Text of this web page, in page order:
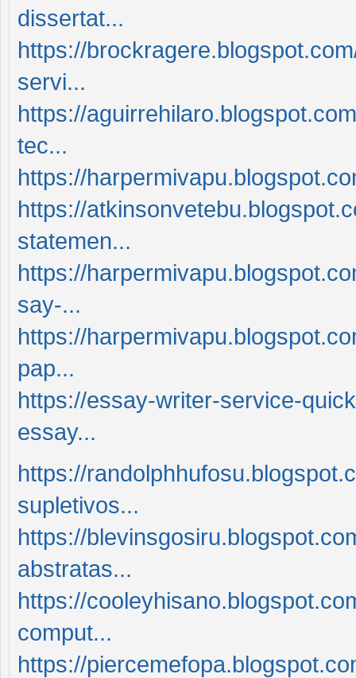
dissertat...
https://
servi...
https://
tec...
https://
https://
statemen...
https://
say-...
https://
pap...
https://essay-writer-service-
essay...
https://
supletivos...
https://
abstratas...
https://
comput...
https://